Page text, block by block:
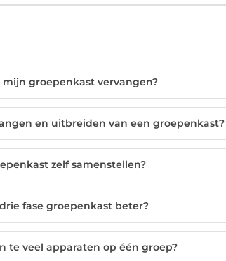
groepenkast vervangen?
en uitbreiden van een groepenkast?
zelf samenstellen?
fase groepenkast beter?
te veel apparaten op één groep?